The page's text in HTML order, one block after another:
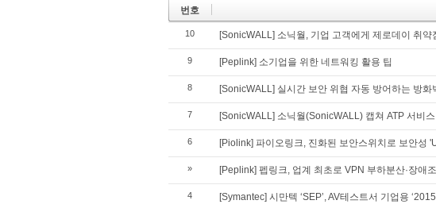
번호
10 [SonicWALL] 소닉월, 기업 고객에게 제로데이 취약
9 [Peplink] 소기업을 위한 네트워킹 활용 팁
8 [SonicWALL] 실시간 보안 위협 자동 방어하는 방화
7 [SonicWALL] 소닉월(SonicWALL) 캡쳐 ATP 서비
6 [Piolink] 파이오링크, 진화된 보안스위치로 보안성
» [Peplink] 펩링크, 업계 최초로 VPN 부하분산·장애
4 [Symantec] 시만텍 ‘SEP’, AV테스트서 기업용